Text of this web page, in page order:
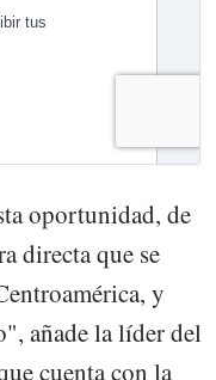
oportunidad, de
directa que se
y
añade la líder del
cuenta con la